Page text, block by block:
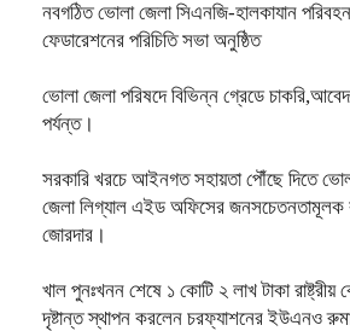
নবগঠিত ভোলা জেলা সিএনজি-হালকাযান
ফেডারেশনের পরিচিতি সভা অনুষ্ঠিত
ভোলা জেলা পরিষদে বিভিন্ন গ্রেডে
পর্যন্ত।
সরকারি খরচে আইনগত সহায়তা পৌঁছে দিতে
জেলা লিগ্যাল এইড অফিসের জনসচেতনতামূলক
জোরদার।
খাল পুনঃখনন শেষে ১ কোটি ২ লাখ টাকা রাষ্ট্রীয়
দৃষ্টান্ত স্থাপন করলেন চরফ্যাশনের ইউএনও